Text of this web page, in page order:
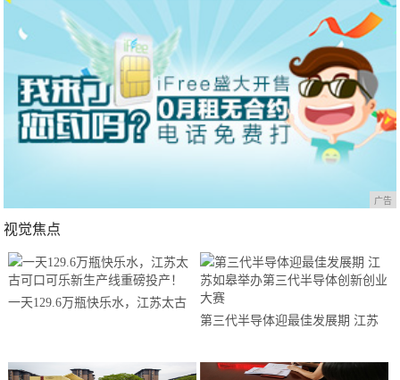
广告
视觉焦点
一天129.6万瓶快乐水，江苏太古
第三代半导体迎最佳发展期 江苏